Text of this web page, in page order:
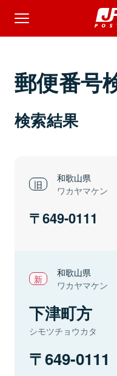
郵便番号
検索結果
和歌山県
ワカヤマケン
649-0111
和歌山県
ワカヤマケン
下津町方
シモツチョウカタ
649-0111